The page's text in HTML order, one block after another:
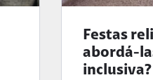
Festas
abordá-
inclusiva?